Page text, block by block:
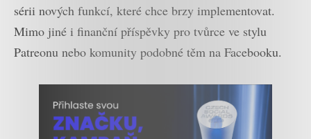
sérii nových funkcí, které chce brzy implementovat.
Mimo jiné i finanční příspěvky pro tvůrce ve stylu
Patreonu nebo komunity podobné těm na Facebooku.